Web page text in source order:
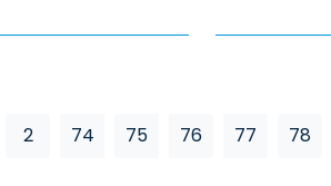
2 74 75 76 77 78